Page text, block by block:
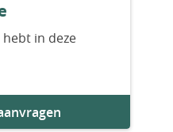
in deze